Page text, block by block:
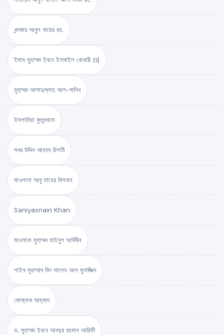
খন্দকার আবুল খায়ের রহ.
ইমাম মুহাম্মদ ইবনে ইসমাইল বোখারী (র)
মুহাম্মদ আসাদুল্লাহ আল-গালিব
ইসলামিয়া কুতুবখানা
সদর উদ্দিন আহমদ চিশতী
মাওলানা আবু তাহের মিসবাহ
Saniyasnain Khan
মাওলানা মুহাম্মদ যাইনুল আবিদীন
শাইখ মুহাম্মাদ বিন সালেহ আল মুনাজ্জিদ
মোস্তাক আহ্‌মাদ
ড. মুহাম্মদ ইবনে আবদুর রহমান আরিফী